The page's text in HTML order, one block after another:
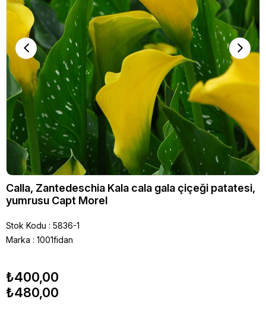
Calla, Zantedeschia Kala cala gala çiçeği patatesi,
yumrusu Capt Morel
Stok Kodu
5836-1
Marka : 1001fidan
₺400,00
₺480,00